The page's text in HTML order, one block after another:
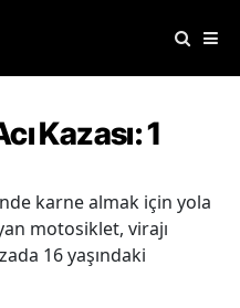
Kazası: 1
karne almak için yola
motosiklet, virajı
16 yaşındaki